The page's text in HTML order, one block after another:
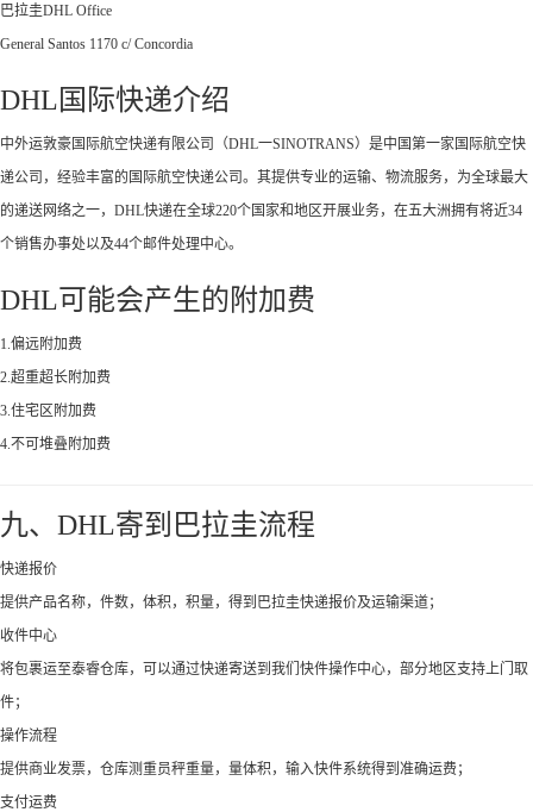
巴拉圭DHL Office
General Santos 1170 c/ Concordia
DHL国际快递介绍
中外运敦豪国际航空快递有限公司（DHL一SINOTRANS）是中国第一家国际航空快
递公司，经验丰富的国际航空快递公司。其提供专业的运输、物流服务，为全球最大
的递送网络之一，DHL快递在全球220个国家和地区开展业务，在五大洲拥有将近34
个销售办事处以及44个邮件处理中心。
DHL可能会产生的附加费
1.偏远附加费
2.超重超长附加费
3.住宅区附加费
4.不可堆叠附加费
九、DHL寄到巴拉圭流程
快递报价
提供产品名称，件数，体积，积量，得到巴拉圭快递报价及运输渠道；
收件中心
将包裹运至泰睿仓库，可以通过快递寄送到我们快件操作中心，部分地区支持上门取
件；
操作流程
提供商业发票，仓库测重员秤重量，量体积，输入快件系统得到准确运费；
支付运费